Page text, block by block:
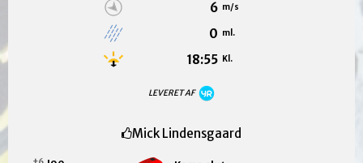
6 m/s
0 ml.
18:55 Kl.
LEVERET AF
Mick Lindensgaard